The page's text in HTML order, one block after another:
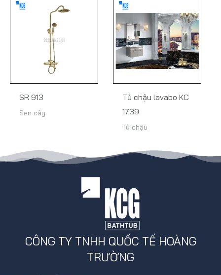
SR 913
Sen cây
Tủ chậu lavabo KC
1739
Tủ chậu
CÔNG TY TNHH QUỐC TẾ HOÀNG
TRƯỜNG